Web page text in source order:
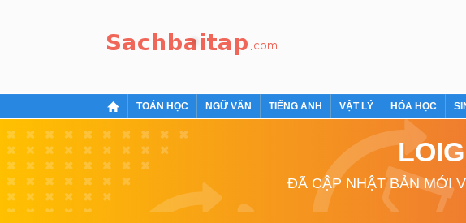
TOÁN HỌC NGỮ VĂN TIẾNG ANH VẬT LÝ HÓA HỌC
ĐÃ CẬP NHẬT BẢN MỚI